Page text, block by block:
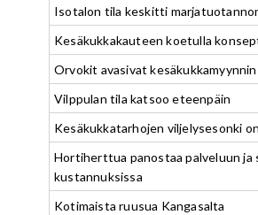
Isotalon tila keskitti
Kesäkukkakauteen koetulla
Orvokit avasivat kesäkukkamyynnin
Vilppulan tila katsoo eteenpäin
Kesäkukkatarhojen viljelysesonki
Hortiherttua panostaa palveluun ja
kustannuksissa
Kotimaista ruusua Kangasalta